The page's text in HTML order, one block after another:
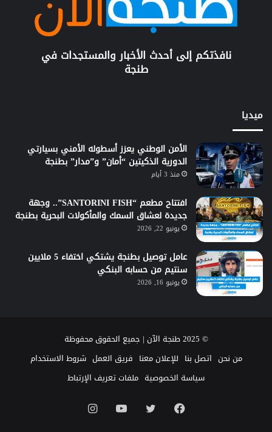
نافذتكم إلى أحدث الأخبار والمستجدات في
طنجة
ميديا
الأمن الوطني يعزز أسطوله الأمني بسيارتي
الدورية الذكيتين “أمان” و”مدار” بطنجة
منذ 3 أيام
افتتاح مطعم “SANTORINI FISH”.. وجهة
جديدة لعشاق السمك والمأكولات البحرية بطنجة
يونيو 22, 2026
عامل توصيل بطنجة يشتكي اختفاء 5 ملايين
سنتيم من حسابه البنكي
يونيو 16, 2026
© 2025 طنجة الآن | جميع الحقوق محفوظة
من نحن اتصل بنا للإعلان معنا فريق العمل شروط الاستخدام
سياسة الخصوصية ملفات تعريف الإرتباط
فيسبوك تويتر يوتيوبانستقرام